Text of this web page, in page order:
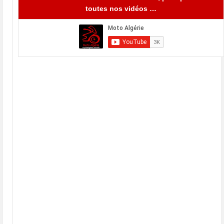
toutes nos vidéos …